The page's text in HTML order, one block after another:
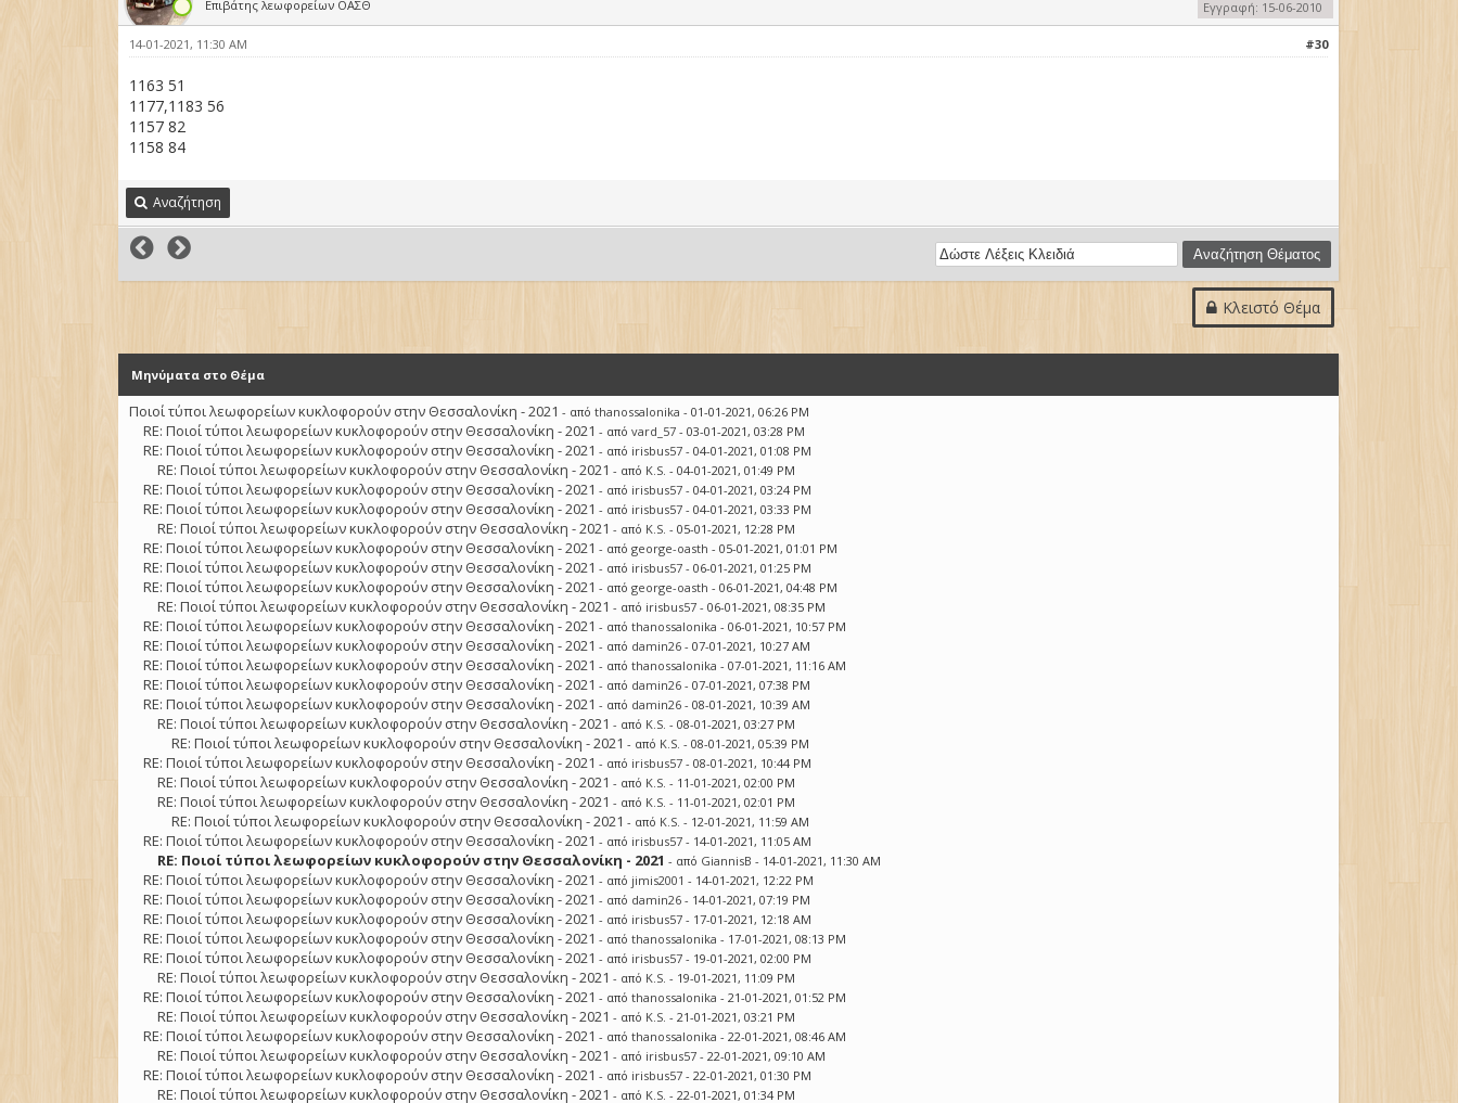
Επιβάτης λεωφορείων ΟΑΣΘ
Εγγραφή: 15-06-2010
#30
14-01-2021, 11:30 AM
1163 51
1177,1183 56
1157 82
1158 84
Αναζήτηση
Κλειστό Θέμα
Μηνύματα στο Θέμα
Ποιοί τύποι λεωφορείων κυκλοφορούν στην Θεσσαλονίκη - 2021 - απόthanossalonika - 01-01-2021, 06:26 PM
RE: Ποιοί τύποι λεωφορείων κυκλοφορούν στην Θεσσαλονίκη - 2021 - απόvard_57 - 03-01-2021, 03:28 PM
RE: Ποιοί τύποι λεωφορείων κυκλοφορούν στην Θεσσαλονίκη - 2021 - από irisbus57 - 04-01-2021, 01:08 PM
RE: Ποιοί τύποι λεωφορείων κυκλοφορούν στην Θεσσαλονίκη - 2021 - από K.S. - 04-01-2021, 01:49 PM
RE: Ποιοί τύποι λεωφορείων κυκλοφορούν στην Θεσσαλονίκη - 2021 - από irisbus57 - 04-01-2021, 03:24 PM
RE: Ποιοί τύποι λεωφορείων κυκλοφορούν στην Θεσσαλονίκη - 2021 - από irisbus57 - 04-01-2021, 03:33 PM
RE: Ποιοί τύποι λεωφορείων κυκλοφορούν στην Θεσσαλονίκη - 2021 - από K.S. - 05-01-2021, 12:28 PM
RE: Ποιοί τύποι λεωφορείων κυκλοφορούν στην Θεσσαλονίκη - 2021 - απόgeorge-oasth - 05-01-2021, 01:01 PM
RE: Ποιοί τύποι λεωφορείων κυκλοφορούν στην Θεσσαλονίκη - 2021 - από irisbus57 - 06-01-2021, 01:25 PM
RE: Ποιοί τύποι λεωφορείων κυκλοφορούν στην Θεσσαλονίκη - 2021 - απόgeorge-oasth - 06-01-2021, 04:48 PM
RE: Ποιοί τύποι λεωφορείων κυκλοφορούν στην Θεσσαλονίκη - 2021 - από irisbus57 - 06-01-2021, 08:35 PM
RE: Ποιοί τύποι λεωφορείων κυκλοφορούν στην Θεσσαλονίκη - 2021 - απόthanossalonika - 06-01-2021, 10:57 PM
RE: Ποιοί τύποι λεωφορείων κυκλοφορούν στην Θεσσαλονίκη - 2021 - από damin26 - 07-01-2021, 10:27 AM
RE: Ποιοί τύποι λεωφορείων κυκλοφορούν στην Θεσσαλονίκη - 2021 - απόthanossalonika - 07-01-2021, 11:16 AM
RE: Ποιοί τύποι λεωφορείων κυκλοφορούν στην Θεσσαλονίκη - 2021 - από damin26 - 07-01-2021, 07:38 PM
RE: Ποιοί τύποι λεωφορείων κυκλοφορούν στην Θεσσαλονίκη - 2021 - από damin26 - 08-01-2021, 10:39 AM
RE: Ποιοί τύποι λεωφορείων κυκλοφορούν στην Θεσσαλονίκη - 2021 - από K.S. - 08-01-2021, 03:27 PM
RE: Ποιοί τύποι λεωφορείων κυκλοφορούν στην Θεσσαλονίκη - 2021 - από K.S. - 08-01-2021, 05:39 PM
RE: Ποιοί τύποι λεωφορείων κυκλοφορούν στην Θεσσαλονίκη - 2021 - από irisbus57 - 08-01-2021, 10:44 PM
RE: Ποιοί τύποι λεωφορείων κυκλοφορούν στην Θεσσαλονίκη - 2021 - από K.S. - 11-01-2021, 02:00 PM
RE: Ποιοί τύποι λεωφορείων κυκλοφορούν στην Θεσσαλονίκη - 2021 - από K.S. - 11-01-2021, 02:01 PM
RE: Ποιοί τύποι λεωφορείων κυκλοφορούν στην Θεσσαλονίκη - 2021 - από K.S. - 12-01-2021, 11:59 AM
RE: Ποιοί τύποι λεωφορείων κυκλοφορούν στην Θεσσαλονίκη - 2021 - από irisbus57 - 14-01-2021, 11:05 AM
RE: Ποιοί τύποι λεωφορείων κυκλοφορούν στην Θεσσαλονίκη - 2021 - από GiannisB - 14-01-2021, 11:30 AM
RE: Ποιοί τύποι λεωφορείων κυκλοφορούν στην Θεσσαλονίκη - 2021 - από jimis2001 - 14-01-2021, 12:22 PM
RE: Ποιοί τύποι λεωφορείων κυκλοφορούν στην Θεσσαλονίκη - 2021 - από damin26 - 14-01-2021, 07:19 PM
RE: Ποιοί τύποι λεωφορείων κυκλοφορούν στην Θεσσαλονίκη - 2021 - από irisbus57 - 17-01-2021, 12:18 AM
RE: Ποιοί τύποι λεωφορείων κυκλοφορούν στην Θεσσαλονίκη - 2021 - απόthanossalonika - 17-01-2021, 08:13 PM
RE: Ποιοί τύποι λεωφορείων κυκλοφορούν στην Θεσσαλονίκη - 2021 - από irisbus57 - 19-01-2021, 02:00 PM
RE: Ποιοί τύποι λεωφορείων κυκλοφορούν στην Θεσσαλονίκη - 2021 - από K.S. - 19-01-2021, 11:09 PM
RE: Ποιοί τύποι λεωφορείων κυκλοφορούν στην Θεσσαλονίκη - 2021 - απόthanossalonika - 21-01-2021, 01:52 PM
RE: Ποιοί τύποι λεωφορείων κυκλοφορούν στην Θεσσαλονίκη - 2021 - από K.S. - 21-01-2021, 03:21 PM
RE: Ποιοί τύποι λεωφορείων κυκλοφορούν στην Θεσσαλονίκη - 2021 - απόthanossalonika - 22-01-2021, 08:46 AM
RE: Ποιοί τύποι λεωφορείων κυκλοφορούν στην Θεσσαλονίκη - 2021 - από irisbus57 - 22-01-2021, 09:10 AM
RE: Ποιοί τύποι λεωφορείων κυκλοφορούν στην Θεσσαλονίκη - 2021 - από irisbus57 - 22-01-2021, 01:30 PM
RE: Ποιοί τύποι λεωφορείων κυκλοφορούν στην Θεσσαλονίκη - 2021 - από K.S. - 22-01-2021, 01:34 PM